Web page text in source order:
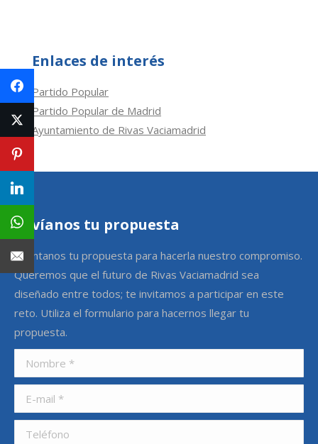
Enlaces de interés
Partido Popular
Partido Popular de Madrid
Ayuntamiento de Rivas Vaciamadrid
Envíanos tu propuesta
Cuéntanos tu propuesta para hacerla nuestro compromiso.
Queremos que el futuro de Rivas Vaciamadrid sea
diseñado entre todos; te invitamos a participar en este
reto. Utiliza el formulario para hacernos llegar tu
propuesta.
Nombre *
E-mail *
Teléfono